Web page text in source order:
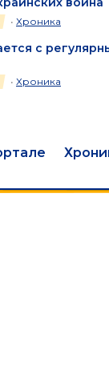
• Хроника
с
• Хроника